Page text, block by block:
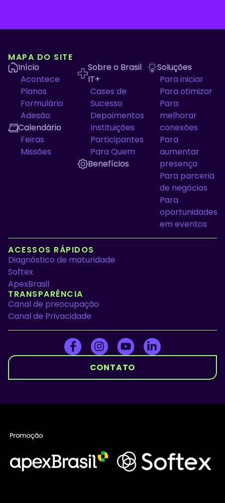
MAPA DO SITE
Início
Acontece
Planos
Formulário
Adesão
Calendário
Feiras
Missões
Sobre o Brasil
IT+
Cases de
Sucesso
Depoimentos
Instituições
Participantes
Para Quem
Benefícios
Soluções
Para iniciar
Para otimizar
Para
melhorar
conexões
Para
aumentar
presença
Para parceria
de negócios
Para
oportunidades
em eventos
ACESSOS RÁPIDOS
Diagnóstico de maturidade
Softex
ApexBrasil
TRANSPARÊNCIA
Canal de preocupação
Canal de Privacidade
CONTATO